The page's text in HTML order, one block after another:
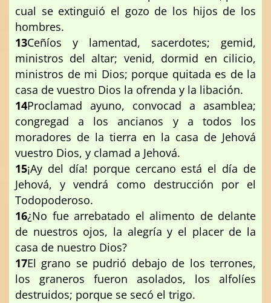
cual se extinguió el gozo de los hijos de los
hombres.
13Ceñíos y lamentad, sacerdotes; gemid,
ministros del altar; venid, dormid en cilicio,
ministros de mi Dios; porque quitada es de la
casa de vuestro Dios la ofrenda y la libación.
14Proclamad ayuno, convocad a asamblea;
congregad a los ancianos y a todos los
moradores de la tierra en la casa de Jehová
vuestro Dios, y clamad a Jehová.
15¡Ay del día! porque cercano está el día de
Jehová, y vendrá como destrucción por el
Todopoderoso.
16¿No fue arrebatado el alimento de delante
de nuestros ojos, la alegría y el placer de la
casa de nuestro Dios?
17El grano se pudrió debajo de los terrones,
los graneros fueron asolados, los alfolíes
destruidos; porque se secó el trigo.